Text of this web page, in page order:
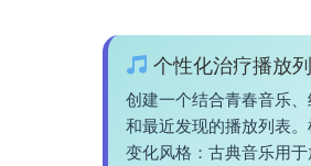
个性化治疗播放
创建一个结合青春音乐
和最近发现的播放列表
变化风格：古典音乐用